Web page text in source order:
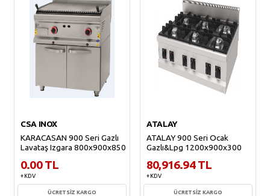
CSA INOX
KARACASAN 900 Seri Gazlı
Lavataş Izgara 800x900x850
0.00 TL
+ KDV
ÜCRETSİZ KARGO
ATALAY
ATALAY 900 Seri Ocak
Gazlı&Lpg 1200x900x300
80,916.94 TL
+ KDV
ÜCRETSİZ KARGO